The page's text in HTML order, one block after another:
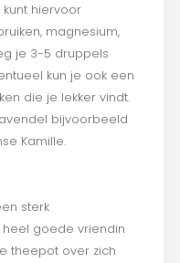
hiervoor
magnesium,
je 3-5 druppels
kun je ook een
die je lekker vindt.
bijvoorbeeld
Kamille.
sterk
goede vriendin
theepot over zich